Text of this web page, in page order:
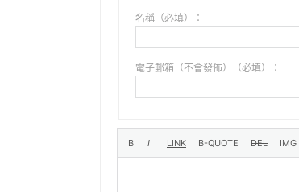
名稱（必填）：
電子郵箱（不會發佈）（必填）：